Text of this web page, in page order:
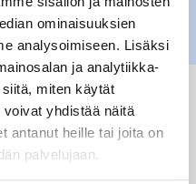
ominaisuuksien
analysoimiseen. Lisäksi
ja analytiikka-
miten käytät
yhdistää näitä
antanut heille tai joita on
palvelujaan.
Uusitie ja
on päättynyt!
valmis ja lämmönjakelu